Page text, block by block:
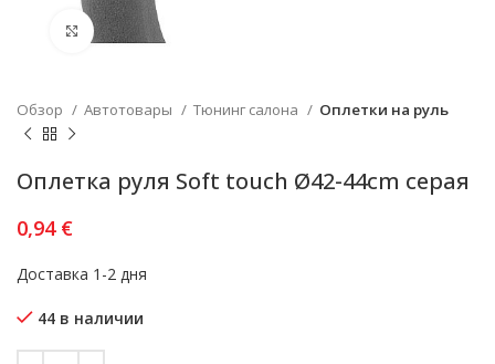
Увеличить
Обзор Автотовары Тюнинг салона Оплетки на руль
Оплетка руля Soft touch Ø42-44cm серая
0,94 €
Доставка 1-2 дня
44 в наличии